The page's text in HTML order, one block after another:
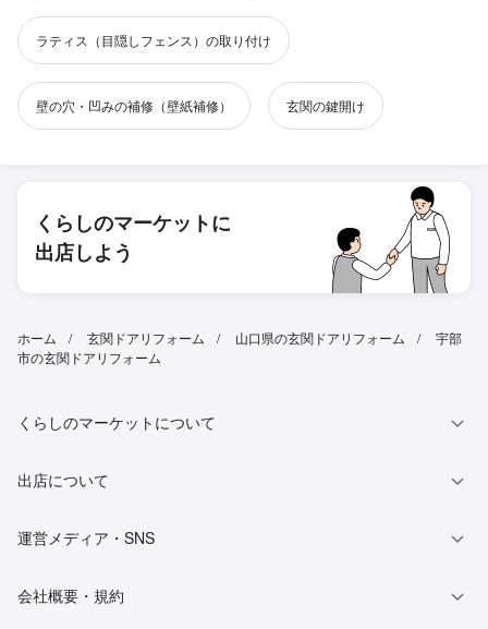
ラティス（目隠しフェンス）の取り付け
壁の穴・凹みの補修（壁紙補修） 玄関の鍵開け
くらしのマーケットに
出店しよう
ホーム 玄関ドアリフォーム 山口県の玄関ドアリフォーム
宇部
市の玄関ドアリフォーム
くらしのマーケットについて
出店について
運営メディア・SNS
会社概要・規約